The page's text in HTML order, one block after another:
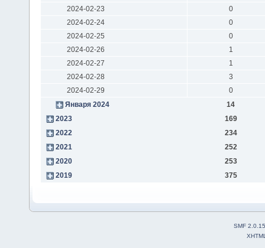
2024-02-23
0
2024-02-24
0
2024-02-25
0
2024-02-26
1
2024-02-27
1
2024-02-28
3
2024-02-29
0
Января 2024
14
2023
169
2022
234
2021
252
2020
253
2019
375
SMF 2.0.15